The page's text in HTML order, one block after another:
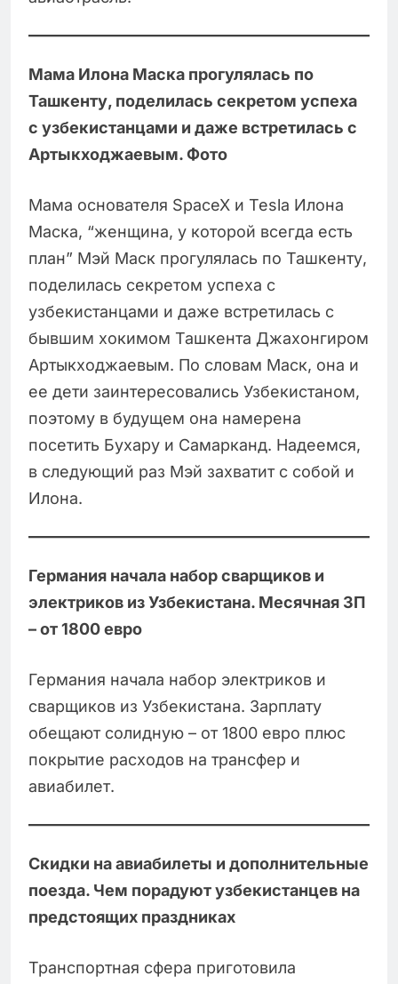
Мама Илона Маска прогулялась по
Ташкенту, поделилась секретом успеха
с узбекистанцами и даже встретилась с
Артыкходжаевым. Фото
Мама основателя SpaceX и Tesla Илона
Маска, “женщина, у которой всегда есть
план” Мэй Маск прогулялась по Ташкенту,
поделилась секретом успеха с
узбекистанцами и даже встретилась с
бывшим хокимом Ташкента Джахонгиром
Артыкходжаевым. По словам Маск, она и
ее дети заинтересовались Узбекистаном,
поэтому в будущем она намерена
посетить Бухару и Самарканд. Надеемся,
в следующий раз Мэй захватит с собой и
Илона.
Германия начала набор сварщиков и
электриков из Узбекистана. Месячная ЗП
– от 1800 евро
Германия начала набор электриков и
сварщиков из Узбекистана. Зарплату
обещают солидную – от 1800 евро плюс
покрытие расходов на трансфер и
авиабилет.
Скидки на авиабилеты и дополнительные
поезда. Чем порадуют узбекистанцев на
предстоящих праздниках
Транспортная сфера приготовила